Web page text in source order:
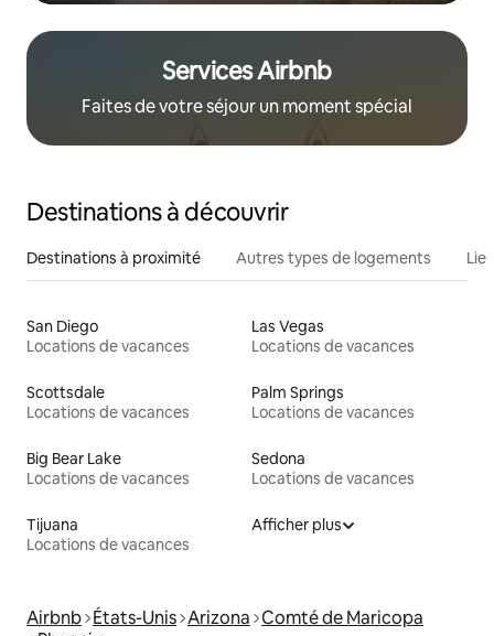
Services Airbnb
Faites de votre séjour un moment spécial
Destinations à découvrir
Destinations à proximité Autres types de logements
San Diego
Locations de vacances
Las Vegas
Locations de vacances
Scottsdale
Locations de vacances
Palm Springs
Locations de vacances
Big Bear Lake
Locations de vacances
Sedona
Locations de vacances
Tijuana
Locations de vacances
Afficher plus
Airbnb États-Unis Arizona Comté de Maricopa